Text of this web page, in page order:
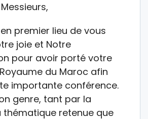
premier lieu de vous
joie et Notre
pour avoir porté votre
du Maroc afin
importante conférence.
genre, tant par la
thématique retenue que